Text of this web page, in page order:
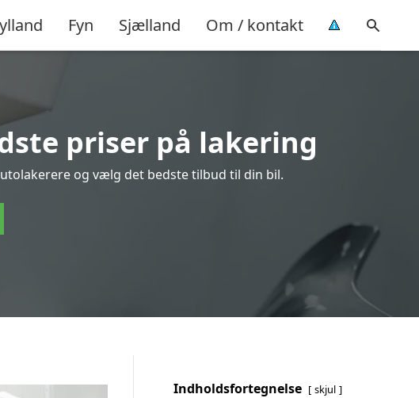
Fyn Sjælland Om / kontakt
priser på lakering
og vælg det bedste tilbud til din bil.
Indholdsfortegnelse skjul